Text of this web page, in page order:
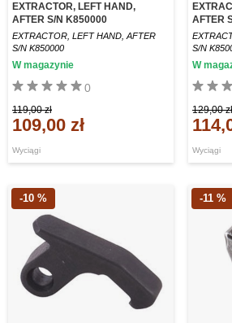
EXTRACTOR, LEFT HAND,
AFTER S/N K850000
EXTRACTOR, LEFT HAND, AFTER
S/N K850000
Wyciągi
0
W magazynie
119,00 zł
109,00 zł
AFTER
S/N
Wyciągi
W
129,00 zł
-10 % -11 %